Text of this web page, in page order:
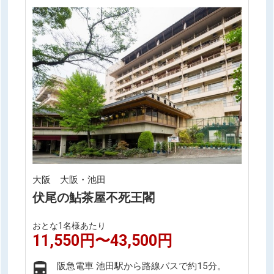
大阪 大阪・池田
伏尾の鮎茶屋不死王閣
おとな1名様あたり
11,550円〜43,500円
阪急電車 池田駅から路線バスで約15分。